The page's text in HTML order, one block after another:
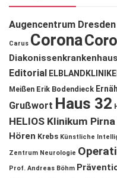
Augencentrum Dresden
Carus Corona
Diakonissenkrankenhaus
Editorial
Meißen Erik Bodendieck
Grußwort Haus 32
HELIOS Klinikum Pirna
Hören Krebs Künstliche
Zentrum Neurologie
Prof. Andreas Böhm